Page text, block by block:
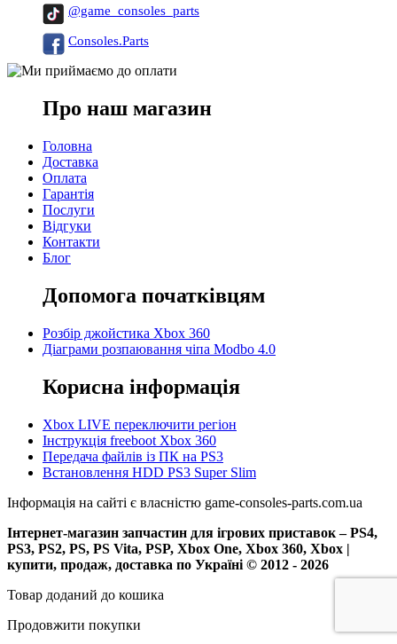
@game_consoles_parts
Consoles.Parts
Про наш магазин
Головна
Доставка
Оплата
Гарантія
Послуги
Відгуки
Контакти
Блог
Допомога початківцям
Розбір джойстика Xbox 360
Діаграми розпаювання чіпа Modbo 4.0
Корисна інформація
Xbox LIVE переключити регіон
Інструкція freeboot Xbox 360
Передача файлів із ПК на PS3
Встановлення HDD PS3 Super Slim
Інформація на сайті є власністю game-consoles-parts.com.ua
Інтернет-магазин запчастин для ігрових приставок – PS4,
PS3, PS2, PS, PS Vita, PSP, Xbox One, Xbox 360, Xbox |
купити, продаж, доставка по Україні © 2012 - 2026
Товар доданий до кошика
Продовжити покупки